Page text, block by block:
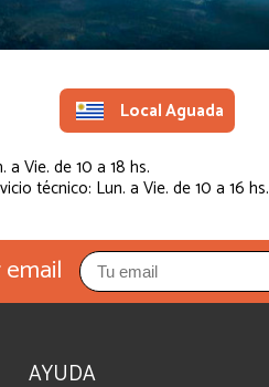
Local Aguada
a Vie. de 10 a 18 hs.
técnico: Lun. a Vie. de 10 a 16 hs.
AYUDA